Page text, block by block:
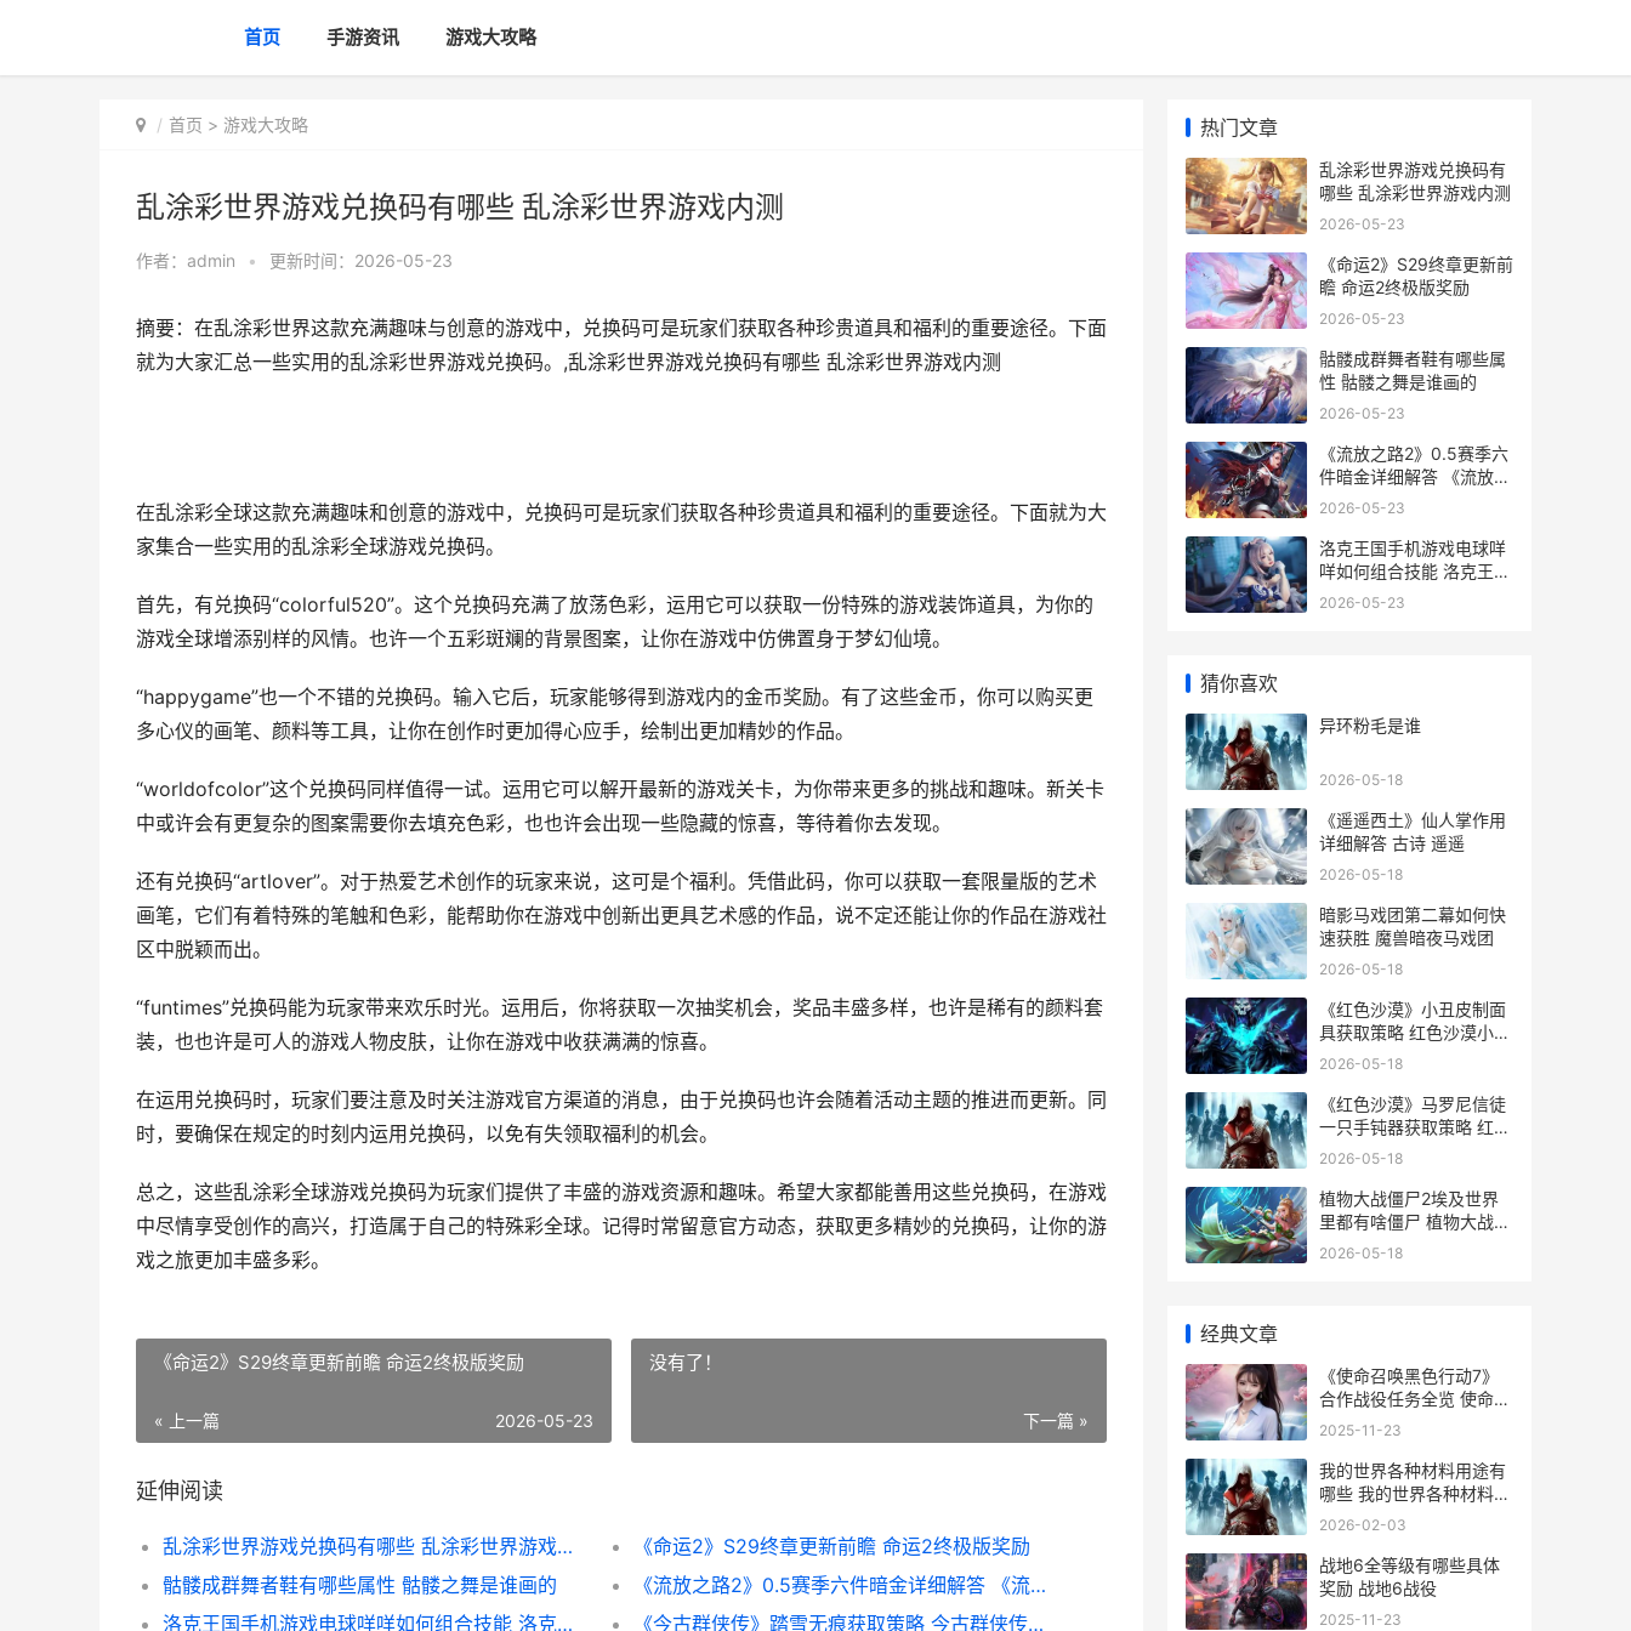
首页 手游资讯 游戏大攻略
首页 > 游戏大攻略
乱涂彩世界游戏兑换码有哪些 乱涂彩世界游戏内测
作者： admin • 更新时间：2026-05-23
摘要：在乱涂彩世界这款充满趣味与创意的游戏中，兑换码可是玩家们获取各种珍贵道具和福利的重要途径。下面
就为大家汇总一些实用的乱涂彩世界游戏兑换码。,乱涂彩世界游戏兑换码有哪些 乱涂彩世界游戏内测
在乱涂彩全球这款充满趣味和创意的游戏中，兑换码可是玩家们获取各种珍贵道具和福利的重要途径。下面就为大
家集合一些实用的乱涂彩全球游戏兑换码。
首先，有兑换码“colorful520”。这个兑换码充满了放荡色彩，运用它可以获取一份特殊的游戏装饰道具，为你的
游戏全球增添别样的风情。也许一个五彩斑斓的背景图案，让你在游戏中仿佛置身于梦幻仙境。
“happygame”也一个不错的兑换码。输入它后，玩家能够得到游戏内的金币奖励。有了这些金币，你可以购买更
多心仪的画笔、颜料等工具，让你在创作时更加得心应手，绘制出更加精妙的作品。
“worldofcolor”这个兑换码同样值得一试。运用它可以解开最新的游戏关卡，为你带来更多的挑战和趣味。新关卡
中或许会有更复杂的图案需要你去填充色彩，也也许会出现一些隐藏的惊喜，等待着你去发现。
还有兑换码“artlover”。对于热爱艺术创作的玩家来说，这可是个福利。凭借此码，你可以获取一套限量版的艺术
画笔，它们有着特殊的笔触和色彩，能帮助你在游戏中创新出更具艺术感的作品，说不定还能让你的作品在游戏社
区中脱颖而出。
“funtimes”兑换码能为玩家带来欢乐时光。运用后，你将获取一次抽奖机会，奖品丰盛多样，也许是稀有的颜料套
装，也也许是可人的游戏人物皮肤，让你在游戏中收获满满的惊喜。
在运用兑换码时，玩家们要注意及时关注游戏官方渠道的消息，由于兑换码也许会随着活动主题的推进而更新。同
时，要确保在规定的时刻内运用兑换码，以免有失领取福利的机会。
总之，这些乱涂彩全球游戏兑换码为玩家们提供了丰盛的游戏资源和趣味。希望大家都能善用这些兑换码，在游戏
中尽情享受创作的高兴，打造属于自己的特殊彩全球。记得时常留意官方动态，获取更多精妙的兑换码，让你的游
戏之旅更加丰盛多彩。
《命运2》S29终章更新前瞻 命运2终极版奖励
« 上一篇 2026-05-23
没有了！
下一篇 »
延伸阅读
乱涂彩世界游戏兑换码有哪些 乱涂彩世界游戏内测
《命运2》S29终章更新前瞻 命运2终极版奖励
骷髅成群舞者鞋有哪些属性 骷髅之舞是谁画的
《流放之路2》0.5赛季六件暗金详细解答 《流放之路2》编年史
洛克王国手机游戏电球咩咩如何组合技能 洛克王国手游最新版
《今古群侠传》踏雪无痕获取策略 今古群侠传发售日期
热门文章
乱涂彩世界游戏兑换码有
哪些 乱涂彩世界游戏内测
2026-05-23
《命运2》S29终章更新前
瞻 命运2终极版奖励
2026-05-23
骷髅成群舞者鞋有哪些属
性 骷髅之舞是谁画的
2026-05-23
《流放之路2》0.5赛季六
件暗金详细解答 《流放之
路2》编年史
2026-05-23
洛克王国手机游戏电球咩
咩如何组合技能 洛克王国
手游最新版
2026-05-23
猜你喜欢
异环粉毛是谁
2026-05-18
《遥遥西土》仙人掌作用
详细解答 古诗 遥遥
2026-05-18
暗影马戏团第二幕如何快
速获胜 魔兽暗夜马戏团
2026-05-18
《红色沙漠》小丑皮制面
具获取策略 红色沙漠小地
图不显示敌人
2026-05-18
《红色沙漠》马罗尼信徒
一只手钝器获取策略 红色
沙漠马受伤了
2026-05-18
植物大战僵尸2埃及世界
里都有啥僵尸 植物大战僵
尸2下载
2026-05-18
经典文章
《使命召唤黑色行动7》
合作战役任务全览 使命召
唤黑色行动7剧情模式
2025-11-23
我的世界各种材料用途有
哪些 我的世界各种材料抗
爆
2026-02-03
战地6全等级有哪些具体
奖励 战地6战役
2025-11-23